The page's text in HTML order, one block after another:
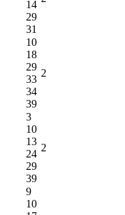
14
29
31
10
18
29
33
34
39
2
3
10
13
24
29
39
2
9
10